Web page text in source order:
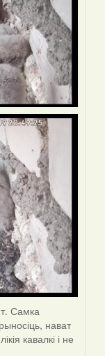
Самка
нават
кавалкі і не